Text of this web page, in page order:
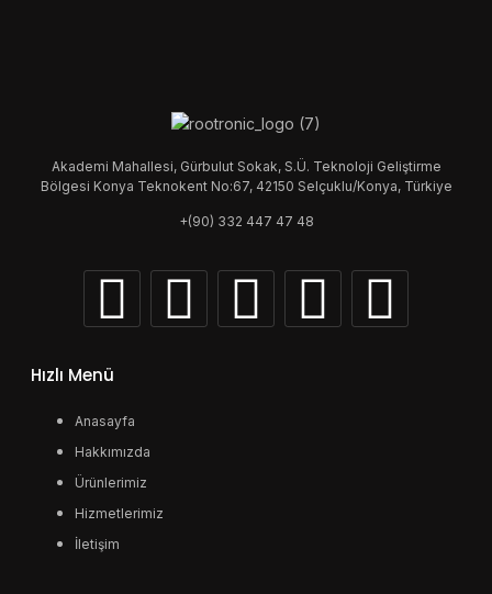
Akademi Mahallesi, Gürbulut Sokak, S.Ü. Teknoloji Geliştirme
Bölgesi Konya Teknokent No:67, 42150 Selçuklu/Konya, Türkiye
+(90) 332 447 47 48
Hızlı Menü
Anasayfa
Hakkımızda
Ürünlerimiz
Hizmetlerimiz
İletişim